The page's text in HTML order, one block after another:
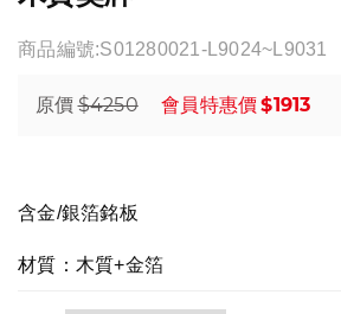
商品編號:S01280021-L9024~L9031
原價 $4250 會員特惠價$1913
含金/銀箔銘板
材質：木質+金箔